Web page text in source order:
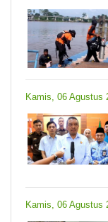
Kamis, 06 Agustus
Kamis, 06 Agustus